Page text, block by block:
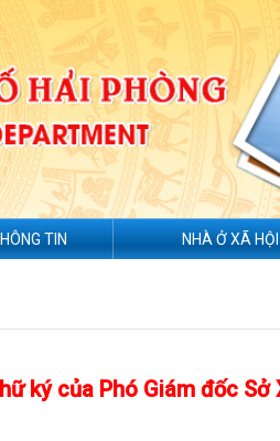
TIN NHÀ Ở XÃ HỘI
ký của Phó Giám đốc Sở